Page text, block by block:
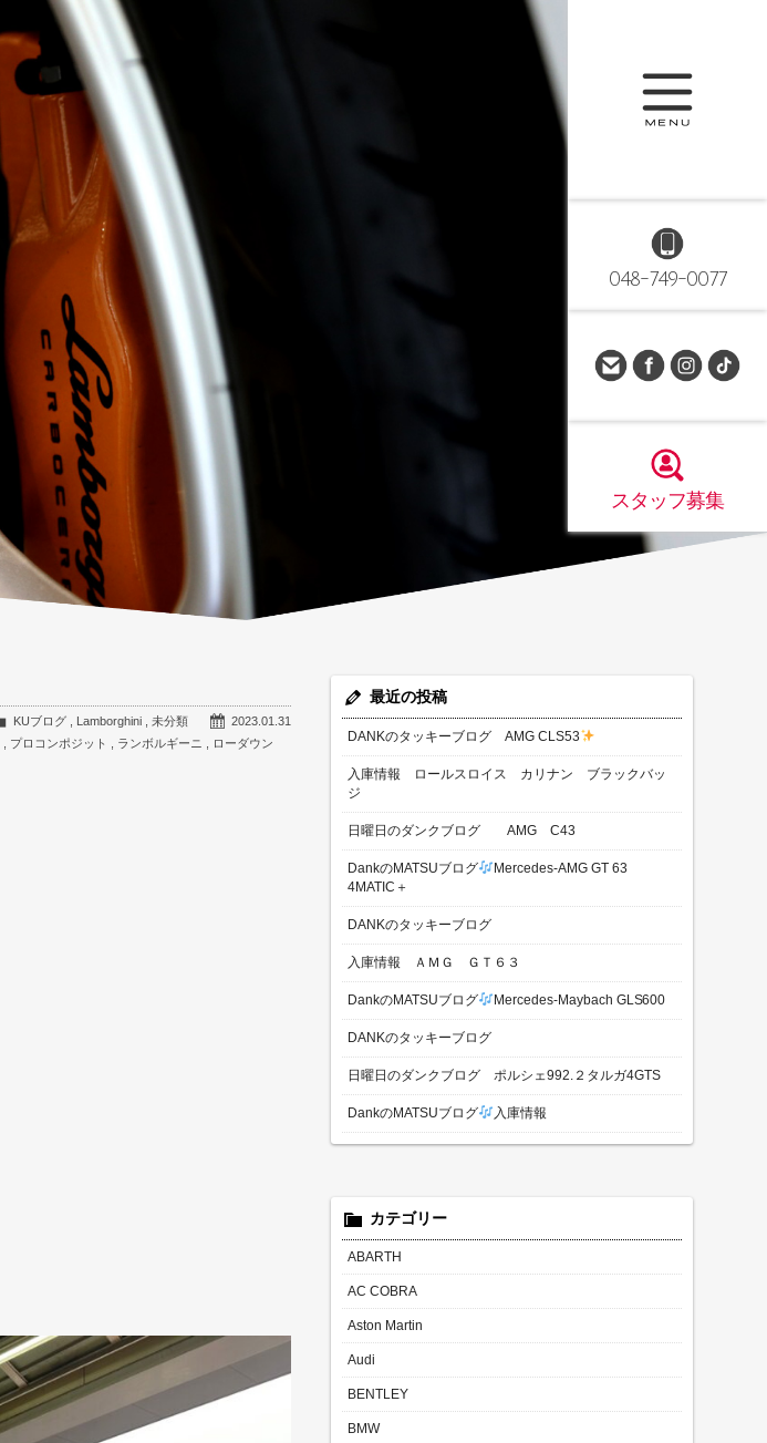
048-749-0077
スタッフ募集
2023.01.31
KUブログ Lamborghini ,未分類
プロコンポジット ランボルギーニ ローダウン
最近の投稿
DANKのタッキーブログ AMG CLS53
入庫情報 ロールスロイス カリナン ブラックバッ
ジ
日曜日のダンクブログ AMG C43
DankのMATSUブログ
Mercedes-AMG GT 63
4MATIC＋
DANKのタッキーブログ
入庫情報 ＡＭＧ ＧＴ６３
DankのMATSUブログ Mercedes-Maybach GLS600
DANKのタッキーブログ
日曜日のダンクブログ ポルシェ992.２タルガ4GTS
DankのMATSUブログ 入庫情報
カテゴリー
ABARTH
AC COBRA
Aston Martin
Audi
BENTLEY
BMW